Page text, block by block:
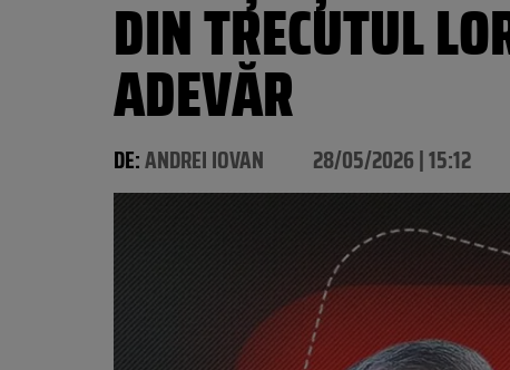
DIN TRECUTUL
ADEVĂR
DE:ANDREI IOVAN 28/05/2026 | 15:12